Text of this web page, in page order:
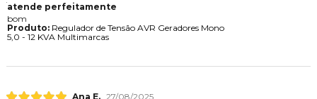
atende perfeitamente
bom
Produto:Regulador de Tensão AVR Geradores Mono
5,0 - 12 KVA Multimarcas
Ana E. 27/08/2025